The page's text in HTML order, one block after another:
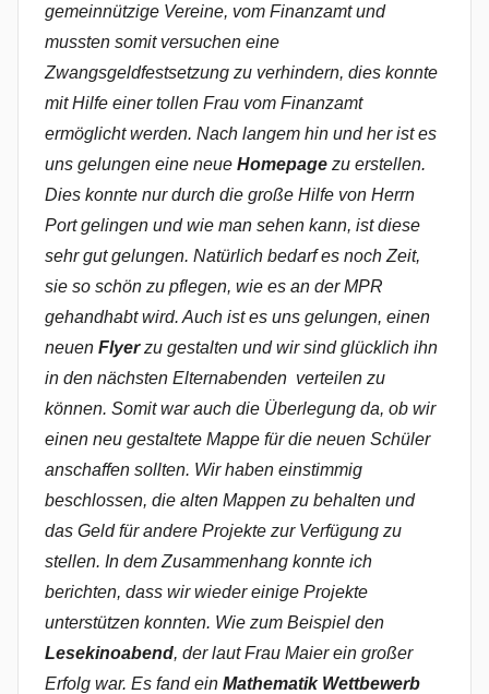
gemeinnützige Vereine, vom Finanzamt und
mussten somit versuchen eine
Zwangsgeldfestsetzung zu verhindern, dies konnte
mit Hilfe einer tollen Frau vom Finanzamt
ermöglicht werden. Nach langem hin und her ist es
uns gelungen eine neue Homepage zu erstellen.
Dies konnte nur durch die große Hilfe von Herrn
Port gelingen und wie man sehen kann, ist diese
sehr gut gelungen. Natürlich bedarf es noch Zeit,
sie so schön zu pflegen, wie es an der MPR
gehandhabt wird. Auch ist es uns gelungen, einen
neuen Flyerzu gestalten und wir sind glücklich ihn
in den nächsten Elternabenden verteilen zu
können. Somit war auch die Überlegung da, ob wir
einen neu gestaltete Mappe für die neuen Schüler
anschaffen sollten. Wir haben einstimmig
beschlossen, die alten Mappen zu behalten und
das Geld für andere Projekte zur Verfügung zu
stellen. In dem Zusammenhang konnte ich
berichten, dass wir wieder einige Projekte
unterstützen konnten. Wie zum Beispiel den
Lesekinoabend, der laut Frau Maier ein großer
Erfolg war. Es fand ein Mathematik Wettbewerb